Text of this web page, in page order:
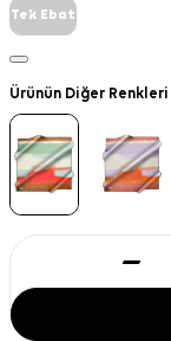
Tek Ebat
Ürünün Diğer Renkleri